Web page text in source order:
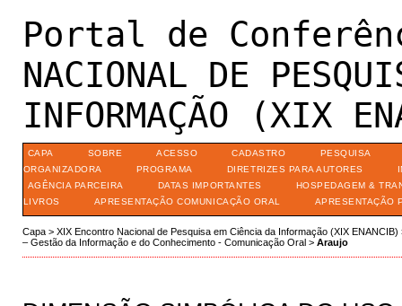
Portal de
NACIONAL DE
INFORMAÇÃO (XIX
CAPA SOBRE ACESSO CADASTRO
PESQUISA
ORGANIZADORA
PROGRAMA DIRETRIZES PARA AUTORES
AGÊNCIA PARCEIRA
DATAS IMPORTANTES
HOSPEDAGEM &
LIVROS
APRESENTAÇÃO COMUNICAÇÃO ORAL APRESENTAÇÃO
Capa> XIX Encontro Nacional de Pesquisa em Ciência da Informação (XIX ENANCIB)
– Gestão da Informação e do Conhecimento - Comunicação Oral> Araujo